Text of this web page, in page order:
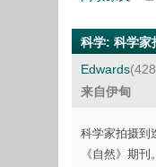
科学: 科学家
Edwards
来自伊甸
科学家拍摄到
《自然》期